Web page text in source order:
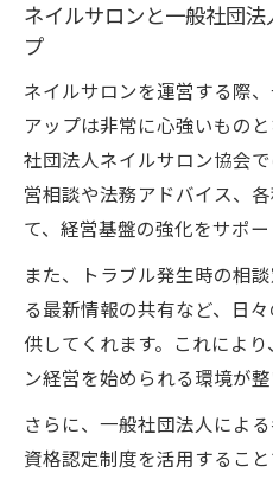
ネイルサロンと一般社団
プ
ネイルサロンを運営する際
アップは非常に心強いもの
社団法人ネイルサロン協会
営相談や法務アドバイス、
て、経営基盤の強化をサポー
また、トラブル発生時の相
る最新情報の共有など、日
供してくれます。これによ
ン経営を始められる環境が整
さらに、一般社団法人によ
資格認定制度を活用するこ